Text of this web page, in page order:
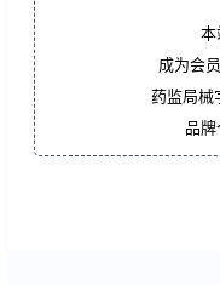
本
成为会
药监局械
品